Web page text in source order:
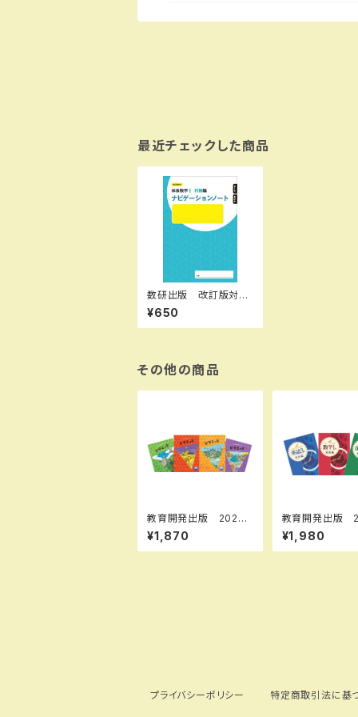
最近チェックした商品
数研出版 改訂版対
応 体系数学1 代数
編 ナビゲーションノー
ト 方程式，不等式 新
9784410743023 I
SBN-10：441074302
3 SKU：00400633
¥650
その他の商品
教育開発出版 2026
年度版 ピラミッド 国
語 小1～6 各学年
（選択ください） 問題
¥1,870
教育開発出版
年度版 新中学
集 英語 中1
展編 各学年（
¥1,980
プライバシーポリシー 特定商取引法に基